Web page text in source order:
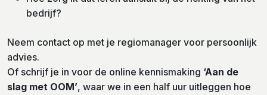
bedrijf?
Neem contact op met je regiomanager voor persoonlijk
advies.
Of schrijf je in voor de online kennismaking ‘Aan de
slag met OOM’, waar we in een half uur uitleggen hoe